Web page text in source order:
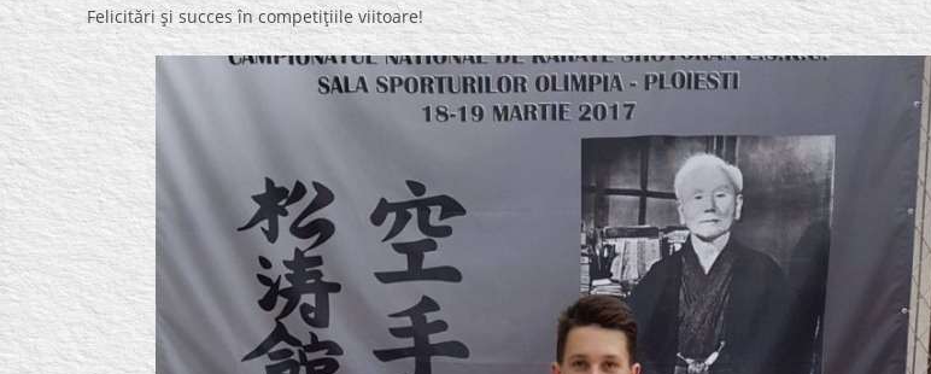
Felicitări şi succes în competiţiile viitoare!